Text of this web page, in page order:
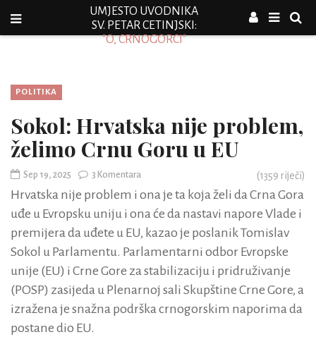
UMJESTO UVODNIKA
SV. PETAR CETINJSKI:
"O, CRNOGORCI"
POLITIKA
Sokol: Hrvatska nije problem,
želimo Crnu Goru u EU
Sep 19, 2025 3 Komentara (1359 riječi)
Hrvatska nije problem i ona je ta koja želi da Crna Gora
uđe u Evropsku uniju i ona će da nastavi napore Vlade i
premijera da uđete u EU, kazao je poslanik Tomislav
Sokol u Parlamentu. Parlamentarni odbor Evropske
unije (EU) i Crne Gore za stabilizaciju i pridruživanje
(POSP) zasijeda u Plenarnoj sali Skupštine Crne Gore, a
izražena je snažna podrška crnogorskim naporima da
postane dio EU.